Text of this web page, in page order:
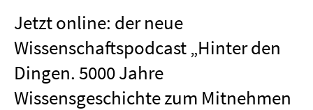
Jetzt online: der neue
Wissenschaftspodcast „Hinter den
Dingen. 5000 Jahre
Wissensgeschichte zum Mitnehmen